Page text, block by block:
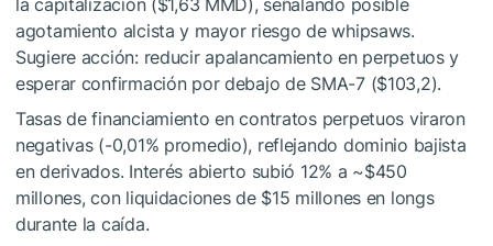
agotamiento alcista y mayor riesgo de whipsaws.
Sugiere acción: reducir apalancamiento en perpetuos y
esperar confirmación por debajo de SMA-7 ($103,2).
Tasas de financiamiento en contratos perpetuos viraron
negativas (-0,01% promedio), reflejando dominio bajista
en derivados. Interés abierto subió 12% a ~$450
millones, con liquidaciones de $15 millones en longs
durante la caída.